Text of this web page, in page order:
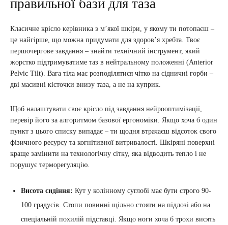
правильної бази для таза
Класичне крісло керівника з м’якої шкіри, у якому ти потопаєш –
це найгірше, що можна придумати для здоров’я хребта. Твоє
першочергове завдання – знайти технічний інструмент, який
жорстко підтримуватиме таз в нейтральному положенні (Anterior
Pelvic Tilt). Вага тіла має розподілятися чітко на сідничні горби –
дві масивні кісточки внизу таза, а не на куприк.
Щоб налаштувати своє крісло під завдання нейрооптимізації,
перевір його за алгоритмом базової ергономіки. Якщо хоча б один
пункт з цього списку випадає – ти щодня втрачаєш відсоток свого
фізичного ресурсу та когнітивної витривалості. Шкіряні поверхні
краще замінити на технологічну сітку, яка відводить тепло і не
порушує терморегуляцію.
Висота сидіння: Кут у колінному суглобі має бути строго 90-
100 градусів. Стопи повинні щільно стояти на підлозі або на
спеціальній похилій підставці. Якщо ноги хоча б трохи висять